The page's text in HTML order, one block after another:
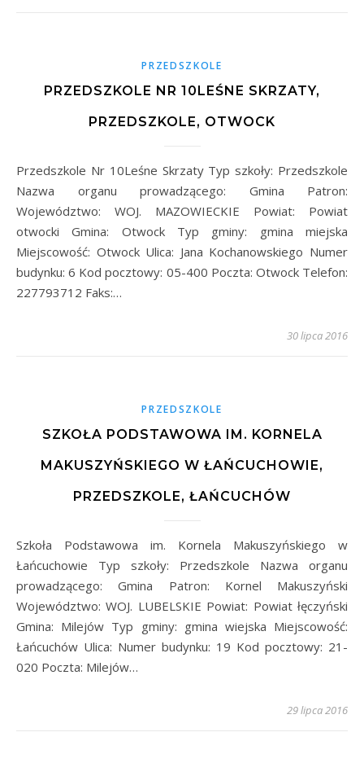
PRZEDSZKOLE
PRZEDSZKOLE NR 10LEŚNE SKRZATY,
PRZEDSZKOLE, OTWOCK
Przedszkole Nr 10Leśne Skrzaty Typ szkoły: Przedszkole
Nazwa organu prowadzącego: Gmina Patron:
Województwo: WOJ. MAZOWIECKIE Powiat: Powiat
otwocki Gmina: Otwock Typ gminy: gmina miejska
Miejscowość: Otwock Ulica: Jana Kochanowskiego Numer
budynku: 6 Kod pocztowy: 05-400 Poczta: Otwock Telefon:
227793712 Faks:…
30 lipca 2016
PRZEDSZKOLE
SZKOŁA PODSTAWOWA IM. KORNELA
MAKUSZYŃSKIEGO W ŁAŃCUCHOWIE,
PRZEDSZKOLE, ŁAŃCUCHÓW
Szkoła Podstawowa im. Kornela Makuszyńskiego w
Łańcuchowie Typ szkoły: Przedszkole Nazwa organu
prowadzącego: Gmina Patron: Kornel Makuszyński
Województwo: WOJ. LUBELSKIE Powiat: Powiat łęczyński
Gmina: Milejów Typ gminy: gmina wiejska Miejscowość:
Łańcuchów Ulica: Numer budynku: 19 Kod pocztowy: 21-
020 Poczta: Milejów…
29 lipca 2016